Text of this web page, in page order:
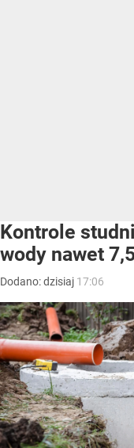
Kontrole
wody nawet
Dodano:dzisiaj 17:06